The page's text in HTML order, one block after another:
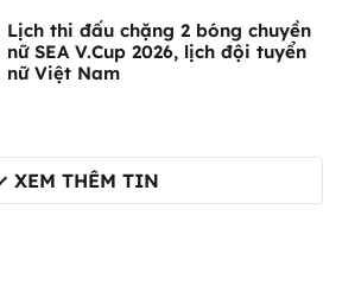
Lịch thi đấu chặng 2 bóng chuyền
nữ SEA V.Cup 2026, lịch đội tuyển
nữ Việt Nam
XEM THÊM TIN